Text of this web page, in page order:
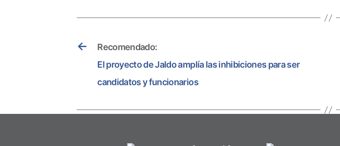
←
Recomendado:
El proyecto de Jaldo amplía las inhibiciones para ser
candidatos y funcionarios